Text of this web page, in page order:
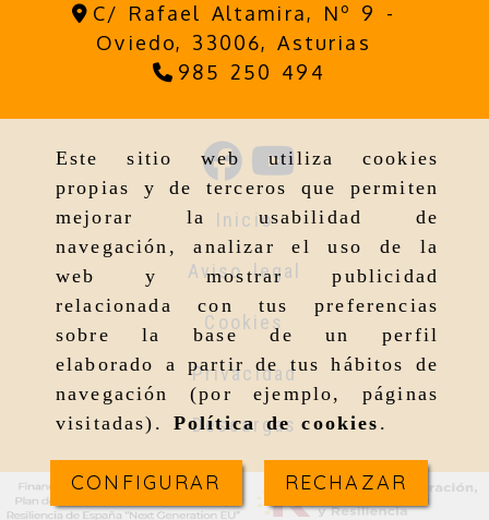
Este sitio web utiliza cookies
propias y de terceros que permiten
mejorar la usabilidad de
navegación, analizar el uso de la
web y mostrar publicidad
relacionada con tus preferencias
sobre la base de un perfil
elaborado a partir de tus hábitos de
navegación (por ejemplo, páginas
visitadas). Política de cookies .
CONFIGURAR RECHAZAR
C/ Rafael Altamira, Nº 9 -
Oviedo, 33006,Asturias
985 250 494
Inicio
Aviso legal
Cookies
Privacidad
Descargas